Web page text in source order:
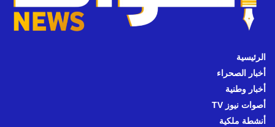
الرئيسية
أخبار الصحراء
أخبار وطنية
أصوات نيوز TV
أنشطة ملكية